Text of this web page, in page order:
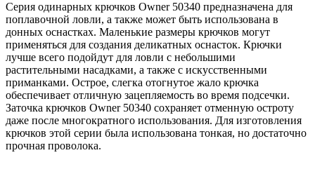
Серия одинарных крючков Owner 50340 предназначена для
поплавочной ловли, а также может быть использована в
донных оснастках. Маленькие размеры крючков могут
применяться для создания деликатных оснасток. Крючки
лучше всего подойдут для ловли с небольшими
растительными насадками, а также с искусственными
приманками. Острое, слегка отогнутое жало крючка
обеспечивает отличную зацепляемость во время подсечки.
Заточка крючков Owner 50340 сохраняет отменную остроту
даже после многократного использования. Для изготовления
крючков этой серии была использована тонкая, но достаточно
прочная проволока.